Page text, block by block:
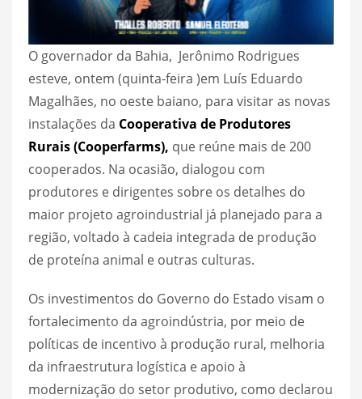
O governador da Bahia, Jerônimo Rodrigues
esteve, ontem (quinta-feira )em Luís Eduardo
Magalhães, no oeste baiano, para visitar as novas
instalações da Cooperativa de Produtores
Rurais (Cooperfarms), que reúne mais de 200
cooperados. Na ocasião, dialogou com
produtores e dirigentes sobre os detalhes do
maior projeto agroindustrial já planejado para a
região, voltado à cadeia integrada de produção
de proteína animal e outras culturas.
Os investimentos do Governo do Estado visam o
fortalecimento da agroindústria, por meio de
políticas de incentivo à produção rural, melhoria
da infraestrutura logística e apoio à
modernização do setor produtivo, como declarou